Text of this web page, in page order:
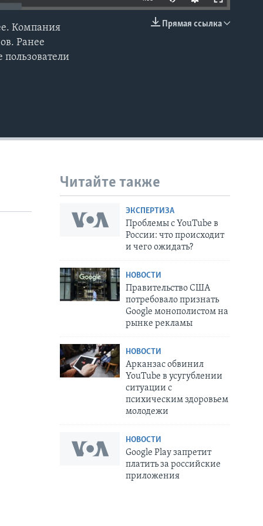
Прямая ссылка
Компания
Ранее
пользователи
Читайте также
ЭКСПЕРТИЗА
Проблемы с YouTube в
России: что происходит
и чего ожидать?
НОВОСТИ
Правительство США
потребовало признать
Google монополистом на
рынке рекламы
НОВОСТИ
Арканзас обвинил
YouTube в усугублении
ситуации с
психическим здоровьем
молодежи
НОВОСТИ
Google Play запретит
платить за российские
приложения